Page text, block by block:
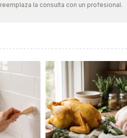
la consulta con un profesional.